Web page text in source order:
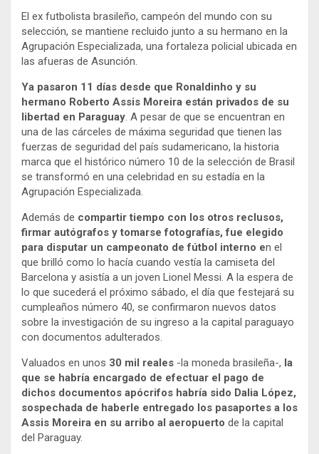
El ex futbolista brasileño, campeón del mundo con su
selección, se mantiene recluido junto a su hermano en la
Agrupación Especializada, una fortaleza policial ubicada en
las afueras de Asunción.
Ya pasaron 11 días desde que Ronaldinho y su
hermano Roberto Assis Moreira están privados de su
libertad en Paraguay. A pesar de que se encuentran en
una de las cárceles de máxima seguridad que tienen las
fuerzas de seguridad del país sudamericano, la historia
marca que el histórico número 10 de la selección de Brasil
se transformó en una celebridad en su estadía en la
Agrupación Especializada.
Además de compartir tiempo con los otros reclusos,
firmar autógrafos y tomarse fotografías, fue elegido
para disputar un campeonato de fútbol interno en el
que brilló como lo hacía cuando vestía la camiseta del
Barcelona y asistía a un joven Lionel Messi. A la espera de
lo que sucederá el próximo sábado, el día que festejará su
cumpleaños número 40, se confirmaron nuevos datos
sobre la investigación de su ingreso a la capital paraguayo
con documentos adulterados.
Valuados en unos 30 mil reales -la moneda brasileña-, la
que se habría encargado de efectuar el pago de
dichos documentos apócrifos habría sido Dalia López,
sospechada de haberle entregado los pasaportes a los
Assis Moreira en su arribo al aeropuerto de la capital
del Paraguay.